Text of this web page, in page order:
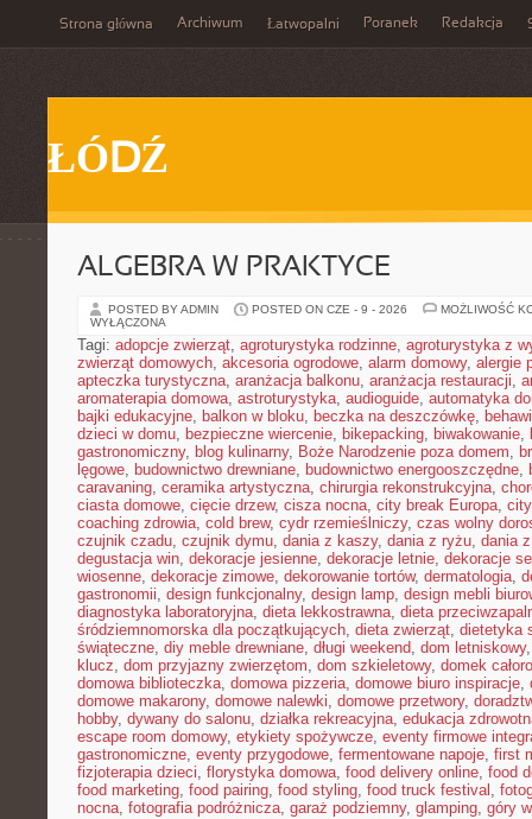
Strona główna Archiwum Łatwopalni Poranek Redakcja
ŁÓDŹ
ALGEBRA W PRAKTYCE
POSTED BY ADMIN POSTED ON CZE - 9 - 2026
MOŻLIWOŚĆ
WYŁĄCZONA
Tagi: adopcje zwierząt, agroturystyka rodzinne, agroturystyka z
zwierząt domowych, akcesoria ogrodowe, alarm domowy, alergie
apteczka turystyczna, aranżacja balkonu, aranżacja restauracji,
aromaterapia domowa, astroturystyka, audioguide, automatyka
bajki edukacyjne, balkon w bloku, beczka na deszczówkę,
dzieci w domu, bezpieczne wiercenie, bikepacking, biwakowanie,
gastronomiczny, blog kulinarny, Boże Narodzenie poza domem,
lęgowe, budownictwo drewniane, budownictwo energooszczędne,
caravaning, ceramika artystyczna, chirurgia rekonstrukcyjna,
ciasta domowe, cięcie drzew, cisza nocna, city break Europa,
coaching zdrowia, cold brew, cydr rzemieślniczy, czas wolny
czujnik czadu, czujnik dymu, dania z kaszy, dania z ryżu, dania
degustacja win, dekoracje jesienne, dekoracje letnie, dekoracje
wiosenne, dekoracje zimowe, dekorowanie tortów, dermatologia,
gastronomii, design funkcjonalny, design lamp, design mebli
diagnostyka laboratoryjna, dieta lekkostrawna, dieta
śródziemnomorska dla początkujących, dieta zwierząt, dietetyka
świąteczne, diy meble drewniane, długi weekend, dom letniskowy
klucz, dom przyjazny zwierzętom, dom szkieletowy, domek
domowa biblioteczka, domowa pizzeria, domowe biuro inspiracje,
domowe makarony, domowe nalewki, domowe przetwory,
hobby, dywany do salonu, działka rekreacyjna, edukacja
escape room domowy, etykiety spożywcze, eventy firmowe
gastronomiczne, eventy przygodowe, fermentowane napoje, first
fizjoterapia dzieci, florystyka domowa, food delivery online, food
food marketing, food pairing, food styling, food truck festival ,
nocna, fotografia podróżnicza, garaż podziemny, glamping, góry